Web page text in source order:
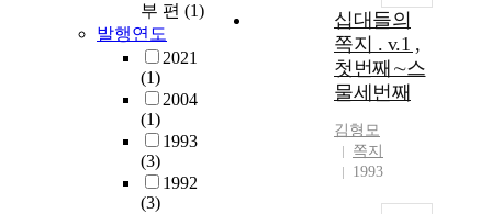
부 편 (1)
발행연도
2021
(1)
2004
(1)
1993
(3)
1992
(3)
십대들의
쪽지 . v.1 ,
첫번째∼스
물세번째
김형모
쪽지
1993